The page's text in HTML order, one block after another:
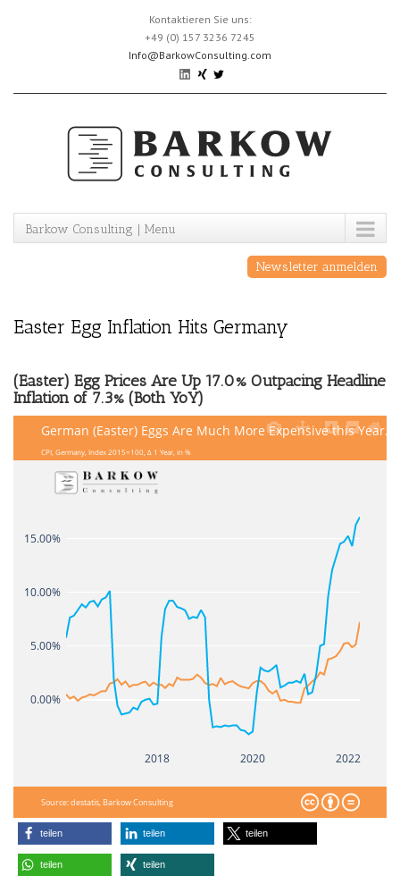
Kontaktieren Sie uns:
+49 (0) 157 3236 7245
Info@BarkowConsulting.com
Barkow Consulting | Menu
Newsletter anmelden
Easter Egg Inflation Hits Germany
(Easter) Egg Prices Are Up 17.0% Outpacing Headline
Inflation of 7.3% (Both YoY)
2018 2020 2022
0.00%
5.00%
10.00%
15.00%
German (Easter) Eggs Are Much More Expensive this Year...
CPI, Germany, Index 2015=100, Δ 1 Year, in %
Source: destatis, Barkow Consulting
teilen teilen teilen
teilen teilen